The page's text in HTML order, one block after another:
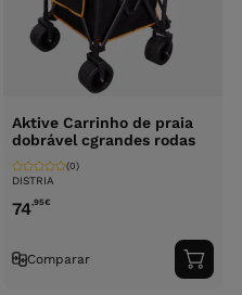
Aktive Carrinho de praia
dobrável cgrandes rodas
DISTRIA
(0)
74,95€
Comparar
ao